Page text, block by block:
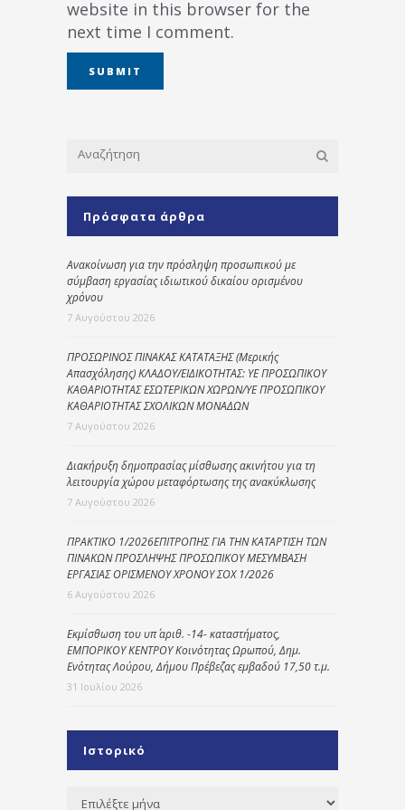
website in this browser for the
next time I comment.
Πρόσφατα άρθρα
Ανακοίνωση για την πρόσληψη προσωπικού με
σύμβαση εργασίας ιδιωτικού δικαίου ορισμένου
χρόνου
7 Αυγούστου 2026
ΠΡΟΣΩΡΙΝΟΣ ΠΙΝΑΚΑΣ ΚΑΤΑΤΑΞΗΣ (Μερικής
Απασχόλησης) ΚΛΑΔΟΥ/ΕΙΔΙΚΟΤΗΤΑΣ: ΥΕ ΠΡΟΣΩΠΙΚΟΥ
ΚΑΘΑΡΙΟΤΗΤΑΣ ΕΣΩΤΕΡΙΚΩΝ ΧΩΡΩΝ/ΥΕ ΠΡΟΣΩΠΙΚΟΥ
ΚΑΘΑΡΙΟΤΗΤΑΣ ΣΧΟΛΙΚΩΝ ΜΟΝΑΔΩΝ
7 Αυγούστου 2026
Διακήρυξη δημοπρασίας μίσθωσης ακινήτου για τη
λειτουργία χώρου μεταφόρτωσης της ανακύκλωσης
7 Αυγούστου 2026
ΠΡΑΚΤΙΚΟ 1/2026ΕΠΙΤΡΟΠΗΣ ΓΙΑ ΤΗΝ ΚΑΤΑΡΤΙΣΗ ΤΩΝ
ΠΙΝΑΚΩΝ ΠΡΟΣΛΗΨΗΣ ΠΡΟΣΩΠΙΚΟΥ ΜΕΣΥΜΒΑΣΗ
ΕΡΓΑΣΙΑΣ ΟΡΙΣΜΕΝΟΥ ΧΡΟΝΟΥ ΣΟΧ 1/2026
6 Αυγούστου 2026
Εκμίσθωση του υπ΄ αριθ. -14- καταστήματος,
ΕΜΠΟΡΙΚΟΥ ΚΕΝΤΡΟΥ Κοινότητας Ωρωπού, Δημ.
Ενότητας Λούρου, Δήμου Πρέβεζας εμβαδού 17,50 τ.μ.
31 Ιουλίου 2026
Ιστορικό
Ιστορικό